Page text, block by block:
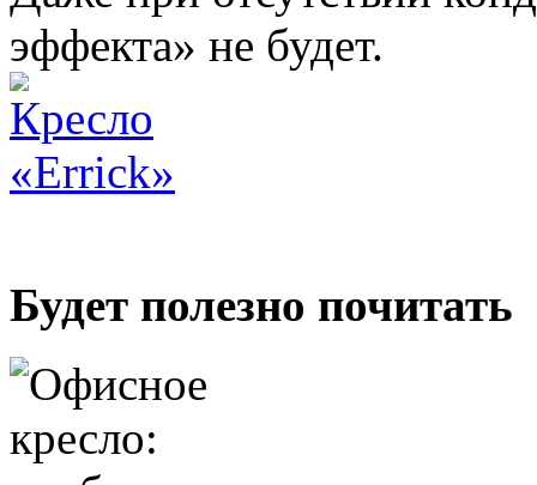
эффекта» не будет.
Будет полезно почитать